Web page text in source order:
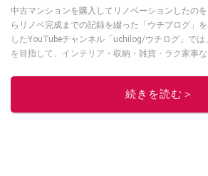
中古マンションを購入してリノベーションしたの
らリノベ完成までの記録を綴った「ウチブログ」
したYouTubeチャンネル「uchilog/ウチログ」で
を目指して、インテリア・収納・雑貨・ラク家事
匹。・第9回ESSEインテリアグランプリ審査員賞
続きを読む＞